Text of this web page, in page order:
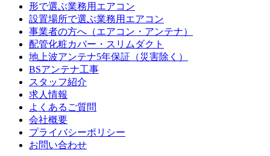
形で選ぶ業務用エアコン
設置場所で選ぶ業務用エアコン
事業者の方へ（エアコン・アンテナ）
配管化粧カバー・スリムダクト
地上波アンテナ5年保証（災害除く）
BSアンテナ工事
スタッフ紹介
求人情報
よくあるご質問
会社概要
プライバシーポリシー
お問い合わせ